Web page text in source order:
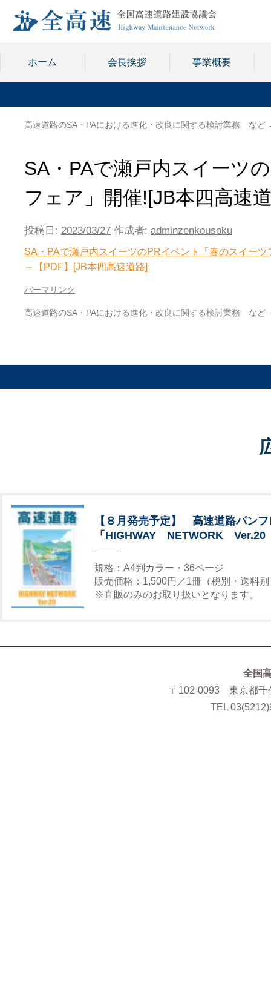
ホーム 会長挨拶 事業概要
高速道路のSA・PAにおける進化・改良に関する検討業務 など
SA・PAで瀬戸内スイーツ
フェア」開催![JB本四高速
投稿日: 2023/03/27 作成者: adminzenkousoku
SA・PAで瀬戸内スイーツのPRイベント「春のスイー
～【PDF】[JB本四高速道路]
パーマリンク
高速道路のSA・PAにおける進化・改良に関する検討業務 など
【８月発売予定】 高速道路パンフ
「HIGHWAY NETWORK Ver.20
規格：A4判カラー・36ページ
販売価格：1,500円／1冊（税別・送料別
※直販のみのお取り扱いとなります。
全国
〒102-0093 東京都千
TEL